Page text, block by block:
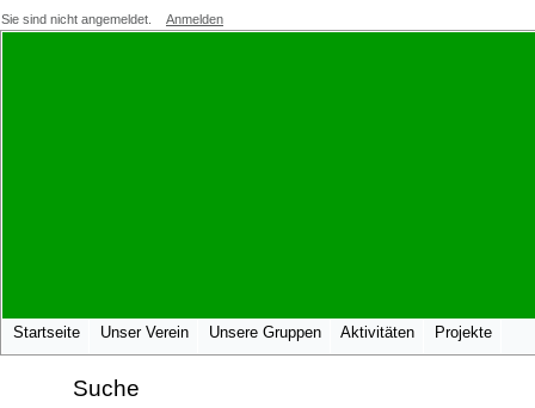
Sie sind nicht angemeldet. Anmelden
Startseite Unser Verein Unsere Gruppen Aktivitäten Projekte
Suche